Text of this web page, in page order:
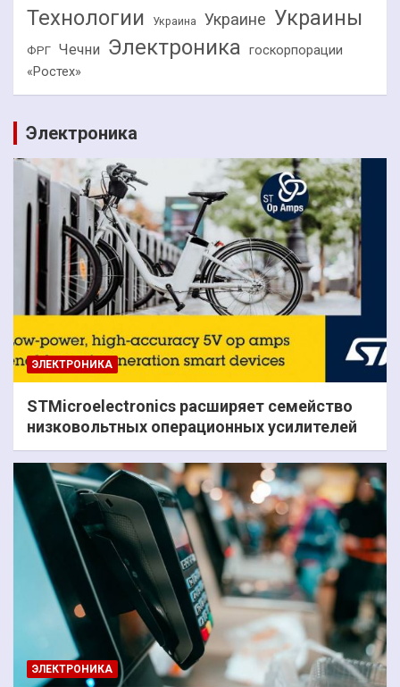
Технологии Украина Украине Украины
ФРГ Чечни Электроника госкорпорации
«Ростех»
Электроника
ЭЛЕКТРОНИКА
STMicroelectronics расширяет семейство
низковольтных операционных усилителей
ЭЛЕКТРОНИКА